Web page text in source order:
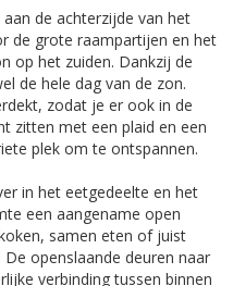
de achterzijde van het
de grote raampartijen en het
op het zuiden. Dankzij de
de hele dag van de zon.
zodat je er ook in de
zitten met een plaid en een
plek om te ontspannen.
in het eetgedeelte en het
een aangename open
samen eten of juist
openslaande deuren naar
verbinding tussen binnen